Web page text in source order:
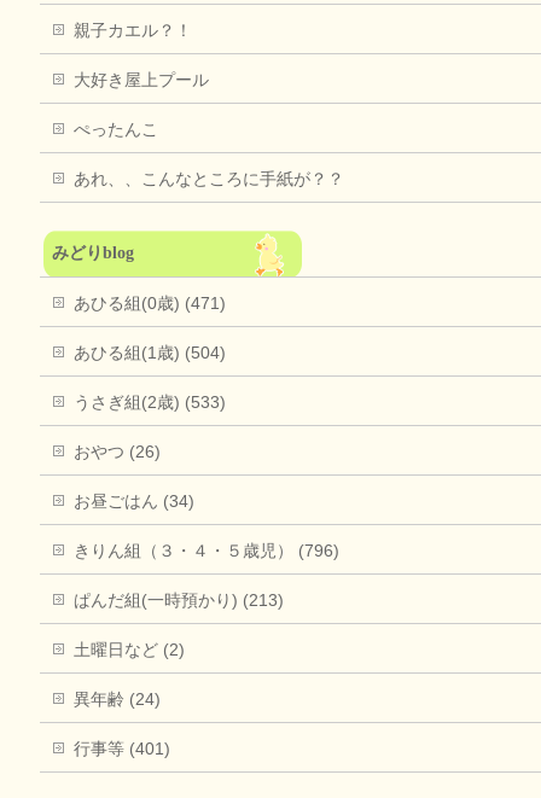
親子カエル？！
大好き屋上プール
ぺったんこ
あれ、、こんなところに手紙が？？
みどりblog
あひる組(0歳) (471)
あひる組(1歳) (504)
うさぎ組(2歳) (533)
おやつ (26)
お昼ごはん (34)
きりん組（３・４・５歳児） (796)
ぱんだ組(一時預かり) (213)
土曜日など (2)
異年齢 (24)
行事等 (401)